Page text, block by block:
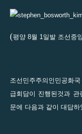
(평양 8월 1일발 조선중
조선민주주의인민공화
급회담이 진행된것과
문에 다음과 같이 대답하